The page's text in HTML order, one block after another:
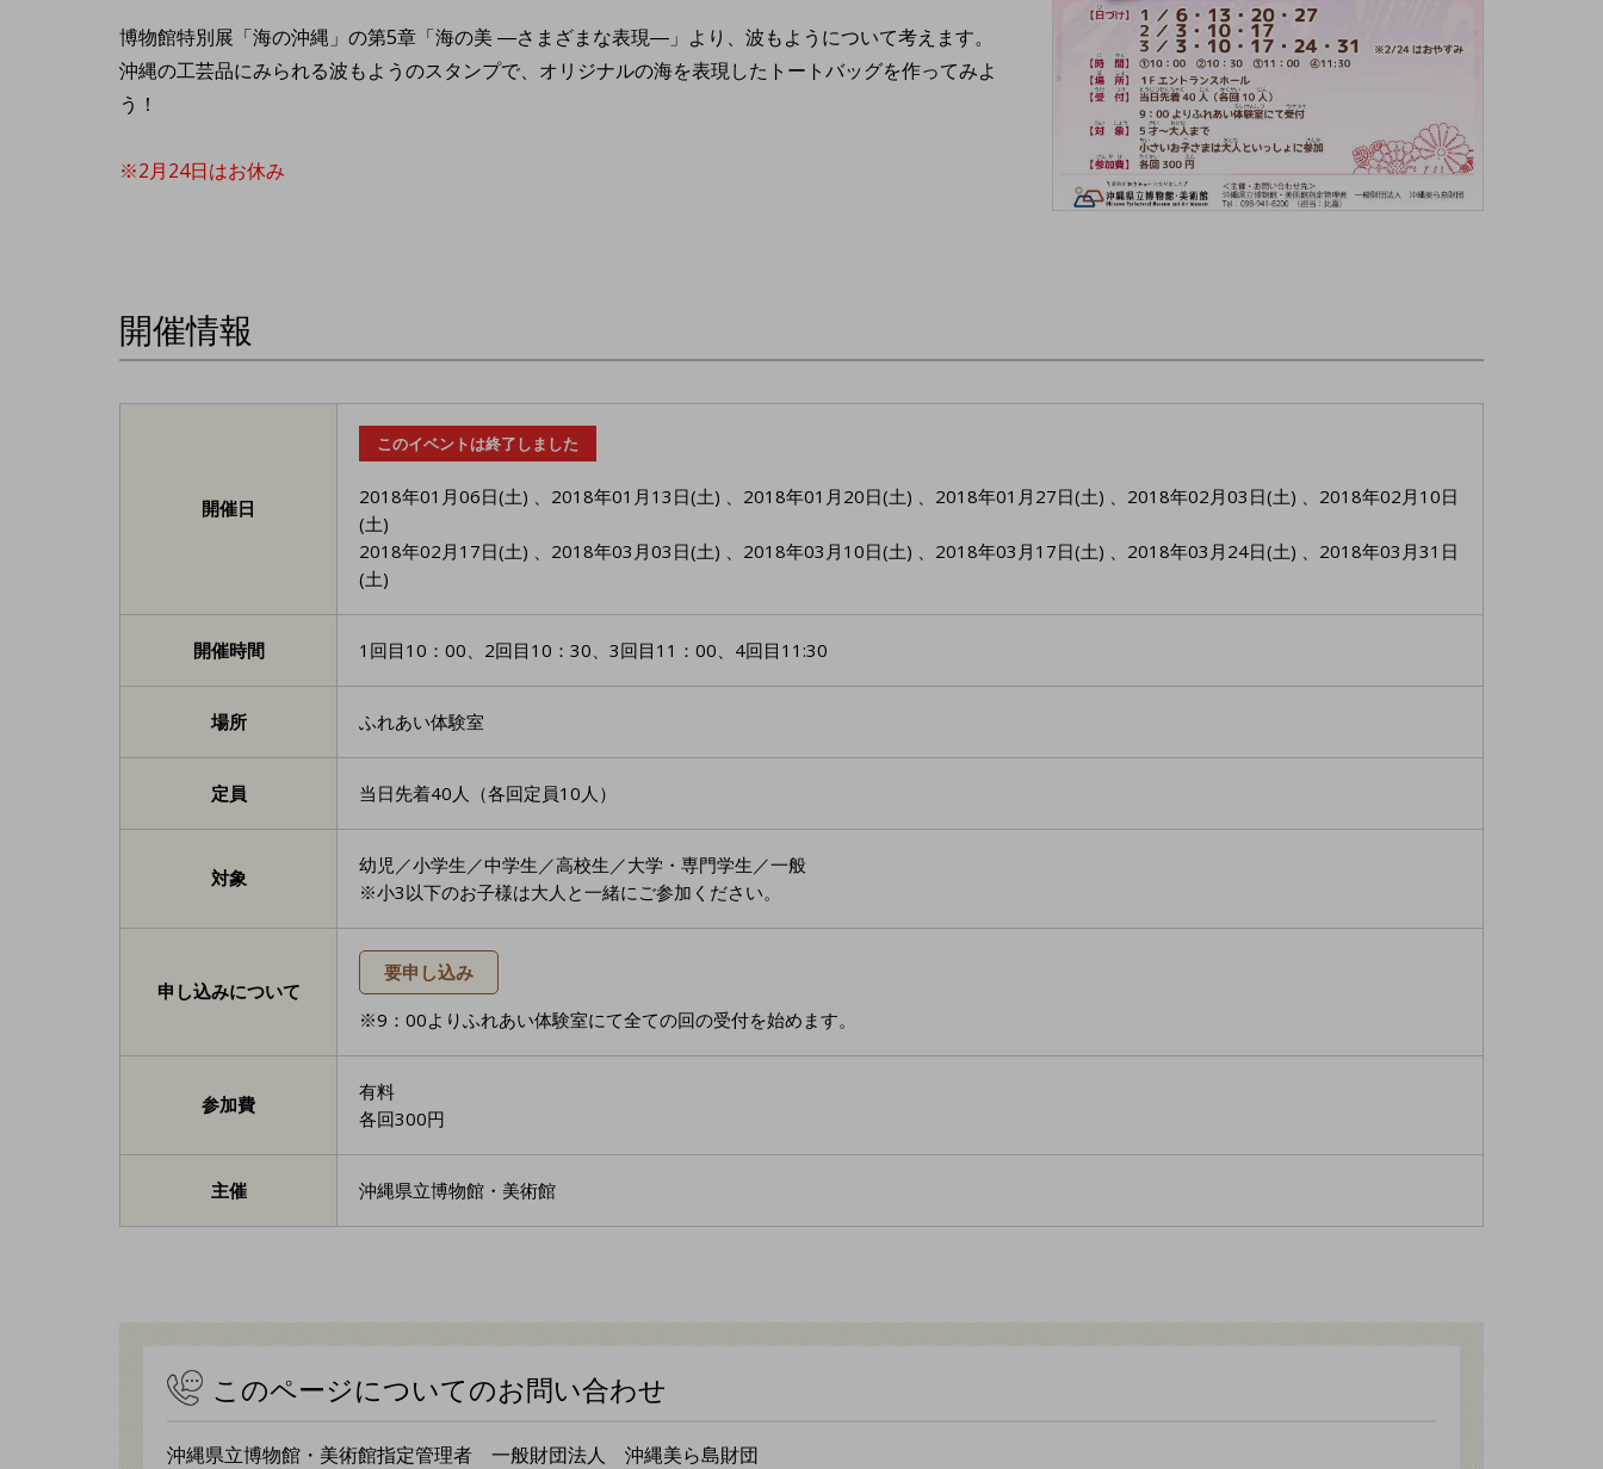
博物館特別展「海の沖縄」の第5章「海の美 ―さまざまな表現―」より、波もようについて考えます。
沖縄の工芸品にみられる波もようのスタンプで、オリジナルの海を表現したトートバッグを作ってみよ
う！
※2月24日はお休み
開催情報
開催日
このイベントは終了しました
2018年01月06日(土) 2018年01月13日(土) 2018年01月20日(土) 2018年01月27日(土) 2018年02月03日(土)
2018年02月10日
(土)
2018年02月17日(土)
2018年03月03日(土) 2018年03月10日(土) 2018年03月17日(土) 2018年03月24日(土)
2018年03月31日
(土)
開催時間 1回目10：00、2回目10：30、3回目11：00、4回目11:30
場所 ふれあい体験室
定員 当日先着40人（各回定員10人）
対象
幼児／小学生／中学生／高校生／大学・専門学生／一般
※小3以下のお子様は大人と一緒にご参加ください。
申し込みについて
要申し込み
※9：00よりふれあい体験室にて全ての回の受付を始めます。
参加費
有料
各回300円
主催 沖縄県立博物館・美術館
このページについてのお問い合わせ
沖縄県立博物館・美術館指定管理者 一般財団法人 沖縄美ら島財団